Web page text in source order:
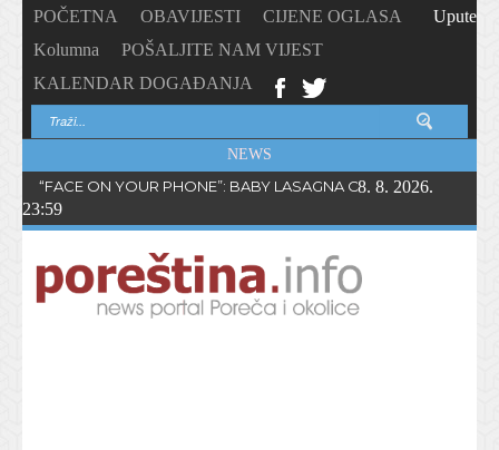
POČETNA OBAVIJESTI
CIJENE OGLASA
Kolumna
POŠALJITE NAM VIJEST
KALENDAR DOGAĐANJA
Upute
NEWS
“FACE ON YOUR PHONE”: BABY LASAGNA OBJAVIO NOVI
8. 8. 2026.
23:59